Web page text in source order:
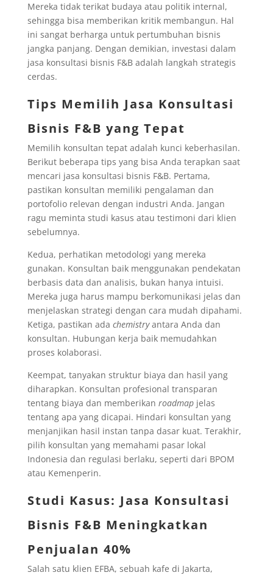
Mereka tidak terikat budaya atau politik internal,
sehingga bisa memberikan kritik membangun. Hal
ini sangat berharga untuk pertumbuhan bisnis
jangka panjang. Dengan demikian, investasi dalam
jasa konsultasi bisnis F&B adalah langkah strategis
cerdas.
Tips Memilih Jasa Konsultasi
Bisnis F&B yang Tepat
Memilih konsultan tepat adalah kunci keberhasilan.
Berikut beberapa tips yang bisa Anda terapkan saat
mencari jasa konsultasi bisnis F&B. Pertama,
pastikan konsultan memiliki pengalaman dan
portofolio relevan dengan industri Anda. Jangan
ragu meminta studi kasus atau testimoni dari klien
sebelumnya.
Kedua, perhatikan metodologi yang mereka
gunakan. Konsultan baik menggunakan pendekatan
berbasis data dan analisis, bukan hanya intuisi.
Mereka juga harus mampu berkomunikasi jelas dan
menjelaskan strategi dengan cara mudah dipahami.
Ketiga, pastikan ada chemistryantara Anda dan
konsultan. Hubungan kerja baik memudahkan
proses kolaborasi.
Keempat, tanyakan struktur biaya dan hasil yang
diharapkan. Konsultan profesional transparan
tentang biaya dan memberikan roadmapjelas
tentang apa yang dicapai. Hindari konsultan yang
menjanjikan hasil instan tanpa dasar kuat. Terakhir,
pilih konsultan yang memahami pasar lokal
Indonesia dan regulasi berlaku, seperti dari BPOM
atau Kemenperin.
Studi Kasus: Jasa Konsultasi
Bisnis F&B Meningkatkan
Penjualan 40%
Salah satu klien EFBA, sebuah kafe di Jakarta,